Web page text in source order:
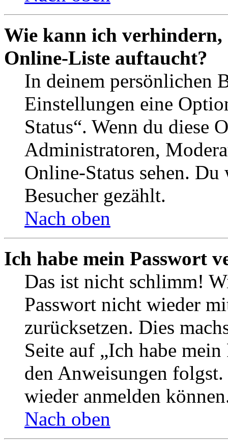
Wie kann ich verhindern,
Online-Liste auftaucht?
In deinem persönlichen
Einstellungen eine
Status“. Wenn du diese
Administratoren,
Online-Status sehen.
Besucher gezählt.
Nach oben
Ich habe mein Passwort
Das ist nicht schlimm!
Passwort nicht wieder
zurücksetzen. Dies
Seite auf „Ich habe
den Anweisungen
wieder anmelden
Nach oben